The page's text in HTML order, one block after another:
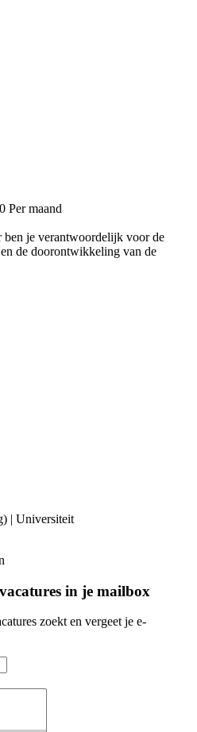
Per maand
ben je verantwoordelijk voor de
de doorontwikkeling van de
| Universiteit
in je mailbox
zoekt en vergeet je e-